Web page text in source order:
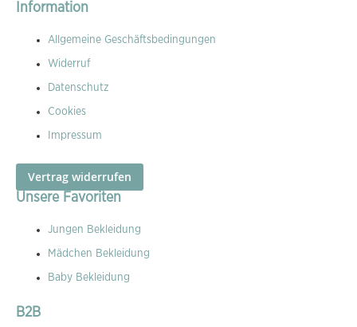
Information
Allgemeine Geschäftsbedingungen
Widerruf
Datenschutz
Cookies
Impressum
Vertrag widerrufen
Unsere Favoriten
Jungen Bekleidung
Mädchen Bekleidung
Baby Bekleidung
B2B